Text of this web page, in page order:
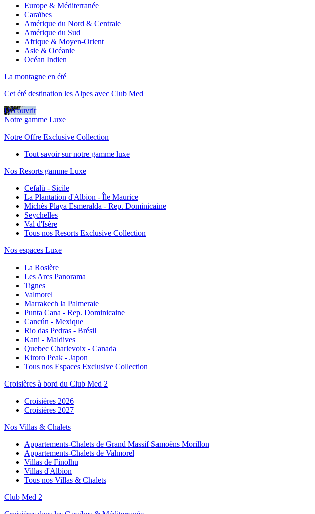
Europe & Méditerranée
Caraïbes
Amérique du Nord & Centrale
Amérique du Sud
Afrique & Moyen-Orient
Asie & Océanie
Océan Indien
La montagne en été
Cet été destination les Alpes avec Club Med
Découvrir
Notre gamme Luxe
Notre Offre Exclusive Collection
Tout savoir sur notre gamme luxe
Nos Resorts gamme Luxe
Cefalù - Sicile
La Plantation d'Albion - Île Maurice
Michès Playa Esmeralda - Rep. Dominicaine
Seychelles
Val d'Isère
Tous nos Resorts Exclusive Collection
Nos espaces Luxe
La Rosière
Les Arcs Panorama
Tignes
Valmorel
Marrakech la Palmeraie
Punta Cana - Rep. Dominicaine
Cancún - Mexique
Rio das Pedras - Brésil
Kani - Maldives
Quebec Charlevoix - Canada
Kiroro Peak - Japon
Tous nos Espaces Exclusive Collection
Croisières à bord du Club Med 2
Croisières 2026
Croisières 2027
Nos Villas & Chalets
Appartements-Chalets de Grand Massif Samoëns Morillon
Appartements-Chalets de Valmorel
Villas de Finolhu
Villas d'Albion
Tous nos Villas & Chalets
Club Med 2